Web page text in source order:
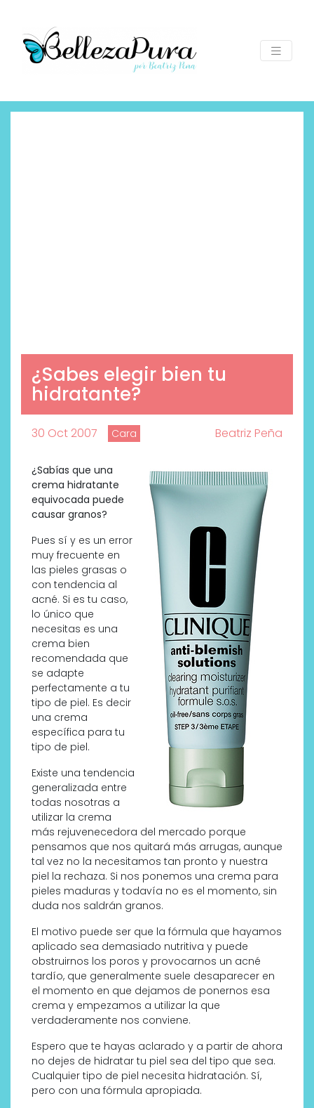
¿Sabes elegir bien tu
hidratante?
30 Oct 2007 Cara Beatriz Peña
¿Sabías que una
crema hidratante
equivocada puede
causar granos?
Pues sí y es un error
muy frecuente en
las pieles grasas o
con tendencia al
acné. Si es tu caso,
lo único que
necesitas es una
crema bien
recomendada que
se adapte
perfectamente a tu
tipo de piel. Es decir
una crema
específica para tu
tipo de piel.
Existe una tendencia
generalizada entre
todas nosotras a
utilizar la crema
más rejuvenecedora del mercado porque
pensamos que nos quitará más arrugas, aunque
tal vez no la necesitamos tan pronto y nuestra
piel la rechaza. Si nos ponemos una crema para
pieles maduras y todavía no es el momento, sin
duda nos saldrán granos.
El motivo puede ser que la fórmula que hayamos
aplicado sea demasiado nutritiva y puede
obstruirnos los poros y provocarnos un acné
tardío, que generalmente suele desaparecer en
el momento en que dejamos de ponernos esa
crema y empezamos a utilizar la que
verdaderamente nos conviene.
Espero que te hayas aclarado y a partir de ahora
no dejes de hidratar tu piel sea del tipo que sea.
Cualquier tipo de piel necesita hidratación. Sí,
pero con una fórmula apropiada.